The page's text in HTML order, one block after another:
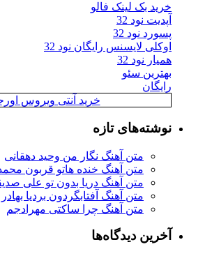
خرید بک لینک فالو
آپدیت نود 32
پسورد نود 32
اوکلی لایسنس رایگان نود 32
همیار نود 32
بهترین سئو
رایگان
خرید آنتی ویروس
نوشته‌های تازه
متن آهنگ نگار من وحید دهقانی
متن آهنگ خنده هاتو قربون
متن آهنگ دریا بدون تو علی
متن آهنگ آفتابگردون بردیا بهادر
متن آهنگ چرا ساکتی مهرادجم
آخرین دیدگاه‌ها